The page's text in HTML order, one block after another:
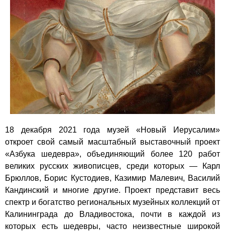
18 декабря 2021 года музей «Новый Иерусалим»
откроет свой самый масштабный выставочный проект
«Азбука шедевра», объединяющий более 120 работ
великих русских живописцев, среди которых — Карл
Брюллов, Борис Кустодиев, Казимир Малевич, Василий
Кандинский и многие другие. Проект представит весь
спектр и богатство региональных музейных коллекций от
Калининграда до Владивостока, почти в каждой из
которых есть шедевры, часто неизвестные широкой